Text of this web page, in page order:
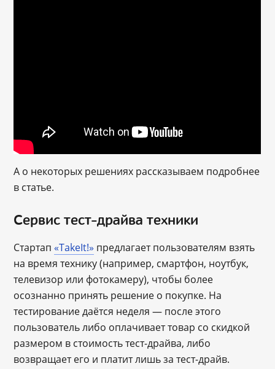
А о некоторых решениях рассказываем подробнее
в статье.
Сервис тест-драйва техники
Стартап «TakeIt!» предлагает пользователям взять
на время технику (например, смартфон, ноутбук,
телевизор или фотокамеру), чтобы более
осознанно принять решение о покупке. На
тестирование даётся неделя — после этого
пользователь либо оплачивает товар со скидкой
размером в стоимость тест-драйва, либо
возвращает его и платит лишь за тест-драйв.